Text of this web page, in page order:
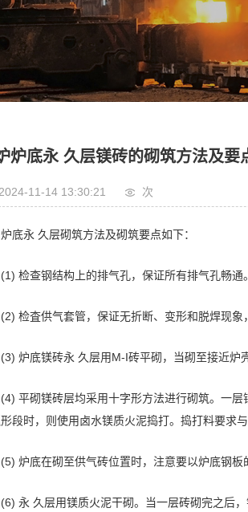
铁水包整
炉底永 久层镁砖的砌筑方法及要
2024-11-14 13:30:21 次
炉底永 久层砌筑方法及砌筑要点如下：
(1) 检查钢结构上的排气孔，保证所有排气孔畅通。
(2) 检査供气套管，保证无折断、变形和脱焊现象
(3) 炉底镁砖永 久层用M-I砖平砌，当砌至接近炉
(4) 平砌镁砖层均采用十字形方法进行砌筑。一
段时，则使用卤水镁质火泥捣打。捣打料要求
(5) 炉底在砌至供气砖位置时，注意要以炉底钢
(6) 永 久层用镁质火泥干砌。当一层砖砌完之后